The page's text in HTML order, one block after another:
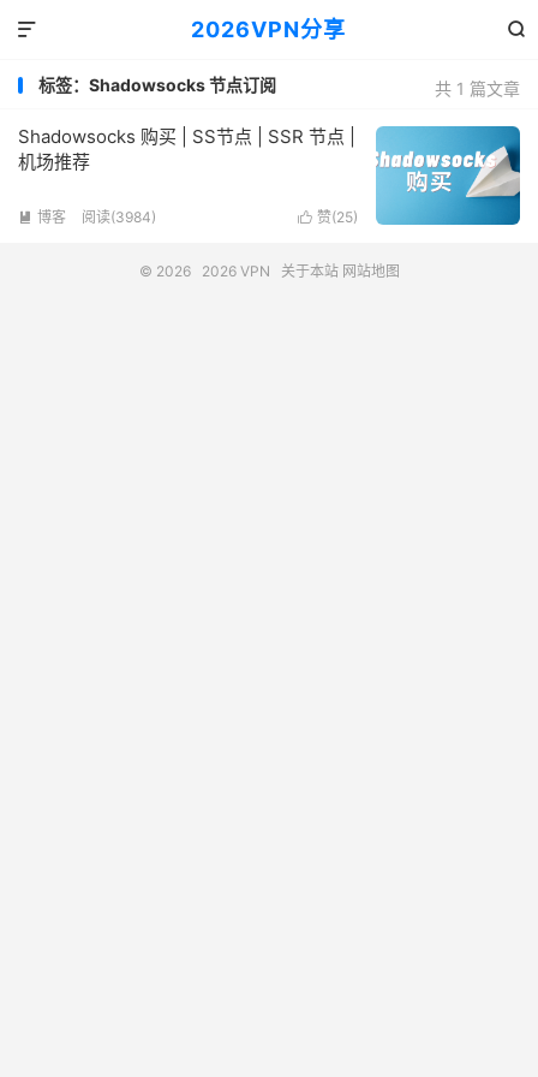
2026VPN分享 

共 1 篇文章
标签：Shadowsocks 节点订阅
Shadowsocks 购买 | SS节点 | SSR 节点 |
机场推荐
 赞(25)
 博客 阅读(3984)
© 2026 2026 VPN 关于本站 网站地图